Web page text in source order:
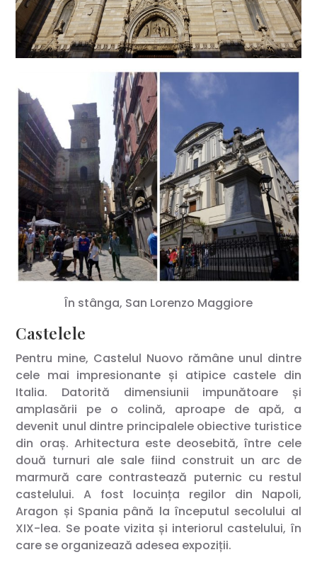
În stânga, San Lorenzo Maggiore
Castelele
Pentru mine, Castelul Nuovo rămâne unul dintre
cele mai impresionante și atipice castele din
Italia. Datorită dimensiunii impunătoare și
amplasării pe o colină, aproape de apă, a
devenit unul dintre principalele obiective turistice
din oraș. Arhitectura este deosebită, între cele
două turnuri ale sale fiind construit un arc de
marmură care contrastează puternic cu restul
castelului. A fost locuința regilor din Napoli,
Aragon și Spania până la începutul secolului al
XIX-lea. Se poate vizita și interiorul castelului, în
care se organizează adesea expoziții.